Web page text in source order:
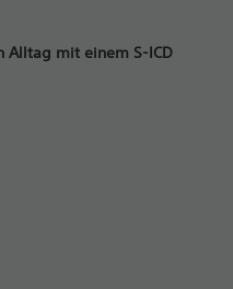
Alltag mit einem S-ICD